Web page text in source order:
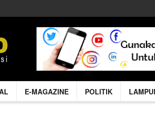
E-MAGAZINE POLITIK